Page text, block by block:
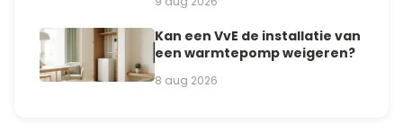
Kan een VvE de installatie van
een warmtepomp weigeren?
8 aug 2026